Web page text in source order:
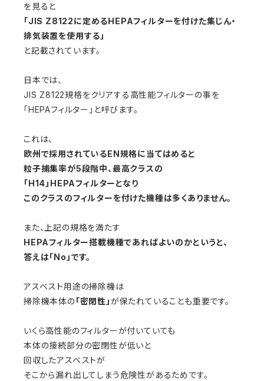
を見ると
「JIS Z8122に定めるHEPAフィルターを付けた集じん・
排気装置を使用する」
と記載されています。
日本では、
JIS Z8122規格をクリアする高性能フィルターの事を
「HEPAフィルター」と呼びます。
これは、
欧州で採用されているEN規格に当てはめると
粒子捕集率が5段階中、最高クラスの
「H14」HEPAフィルターとなり
このクラスのフィルターを付けた機種は多くありません。
また、上記の規格を満たす
HEPAフィルター搭載機種であればよいのかというと、
答えは「No」です。
アスベスト用途の掃除機は
掃除機本体の「密閉性」が保たれていることも重要です。
いくら高性能のフィルターが付いていても
本体の接続部分の密閉性が低いと
回収したアスベストが
そこから漏れ出してしまう危険性があるためです。